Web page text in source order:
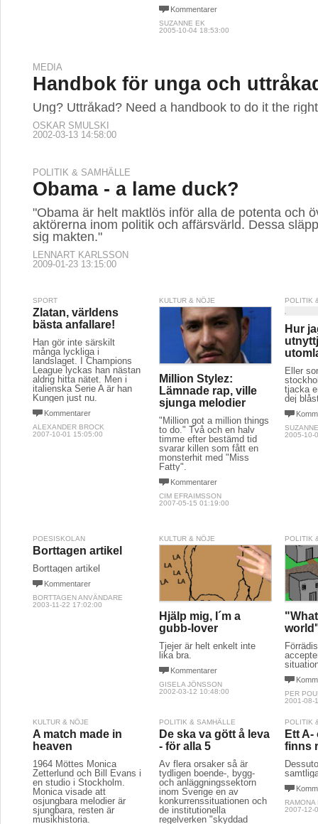
Kommentarer
SUZANNE EK
2005-10-04 18:53:00
MEDIA
Handbok för unga och
Ung? Uttråkad? Need a handbook to do it the
OSKAR SMULSKI
2002-03-13 14:58:00
POLITIK & SAMHÄLLE
Obama - a lame duck?
"Obama är helt maktlös inför alla de potenta och
aktörerna inom politik och affärsvärld. Dessa
sig makten."
LENNART KARLSSON
2009-01-23 13:15:00
SPORT
Zlatan, världens
bästa anfallare!
Han gör inte särskilt
många lyckliga i
landslaget. I Champions
League lyckas han nästan
aldrig hitta nätet. Men i
italienska Serie A är han
Kungen just nu.
Kommentarer
ALEXANDER BROCK
2007-10-01 15:05:00
KULTUR & NÖJE
Million Stylez:
Lämnade rap, ville
sjunga melodier
"Million got a million things
to do." Två och en halv
timme efter bestämd tid
svarar killen som fått en
monsterhit med "Miss
Fatty".
Kommentarer
CIM EFRAIMSSON
2007-05-15 01:19:00
POLITIK
Hur
Eller
tjacka
dej
2005-10-
POESISKOLAN
Borttagen artikel
Borttagen artikel
Kommentarer
BORTTAGEN ANVÄNDARE
2003-11-22 17:02:00
KULTUR & NÖJE
Hjälp mig, I´m a
gubb-lover
Tjejer är helt enkelt inte
lika bra.
Kommentarer
GISELA JÖNSSON
2002-03-12 10:48:00
POLITIK
PER
2001-08-
KULTUR & NÖJE
A match made in
heaven
1964 Möttes Monica
Zetterlund och Bill Evans i
en studio i Stockholm.
Monica visade att
osjungbara melodier är
sjungbara, resten är
musikhistoria.
POLITIK & SAMHÄLLE
De ska va gött å leva
- för alla 5
Av flera orsaker så är
tydligen boende-, bygg-
och anläggningssektorn
inom Sverige en av
konkurrenssituationen och
de institutionella
regelverken "skyddad
POLITIK
Ett
finns
RAMONA
2007-12-